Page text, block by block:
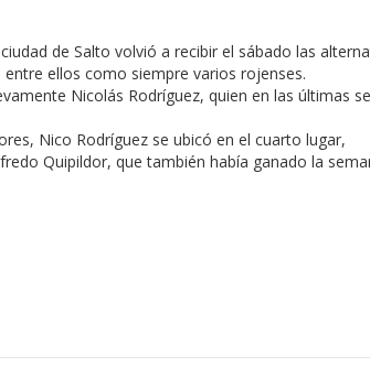
de Salto volvió a recibir el sábado las
ellos como siempre varios rojenses.
Nicolás Rodríguez, quien en las últimas
Nico Rodríguez se ubicó en el cuarto lugar,
Quipildor, que también había ganado la